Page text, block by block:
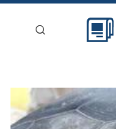
新聞稿分類
登入